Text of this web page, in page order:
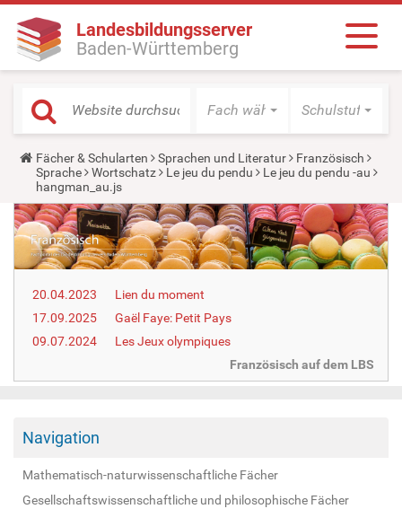
Landesbildungsserver
Baden-Württemberg
Fach wählen Schulstufe
Y
o
u
a
r
e
h
e
r
:
Fächer & Schularten Sprachen und Literatur
Französisch
Sprache
Wortschatz Le jeu du pendu
Le jeu du pendu -au
hangman_au.js
20.04.2023
Lien du moment
17.09.2025
Gaël Faye: Petit Pays
09.07.2024
Les Jeux olympiques
Französisch auf dem LBS
Navigation
Mathematisch-naturwissenschaftliche Fächer
Gesellschaftswissenschaftliche und philosophische Fächer